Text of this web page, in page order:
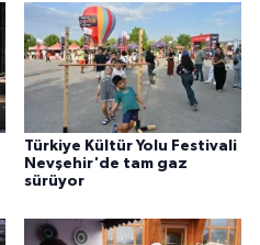
Türkiye Kültür Yolu Festivali
Nevşehir'de tam gaz
sürüyor